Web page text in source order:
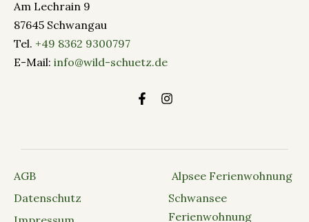
Am Lechrain 9
87645 Schwangau
Tel. +49 8362 9300797
E-Mail: info@wild-schuetz.de
AGB
Datenschutz
Alpsee Ferienwohnung
Schwansee
Ferienwohnung